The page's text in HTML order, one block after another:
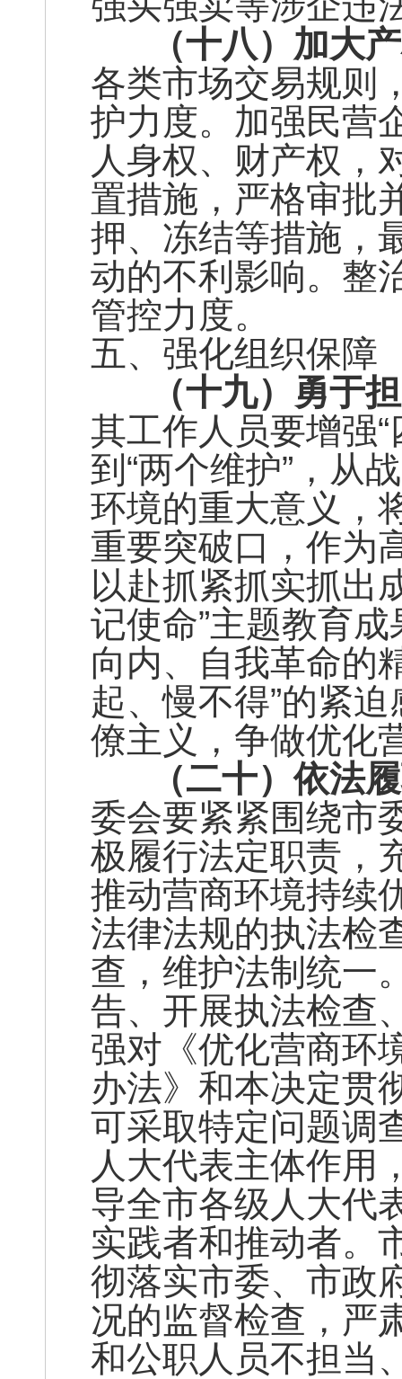
（十八）加大产
各类市场交易规则
护力度。加强民营
人身权、财产权，
置措施，严格审批
押、冻结等措施，
动的不利影响。整
管控力度。
五、强化组织保障
（十九）勇于担
其工作人员要增强“
到“两个维护”，从
环境的重大意义，
重要突破口，作为
以赴抓紧抓实抓出
记使命”主题教育
向内、自我革命的
起、慢不得”的紧
僚主义，争做优化
（二十）依法履
委会要紧紧围绕市
极履行法定职责，
推动营商环境持续
法律法规的执法检
查，维护法制统一
告、开展执法检查
强对《优化营商环
办法》和本决定贯
可采取特定问题调
人大代表主体作用
导全市各级人大代
实践者和推动者。
彻落实市委、市政
况的监督检查，严
和公职人员不担当